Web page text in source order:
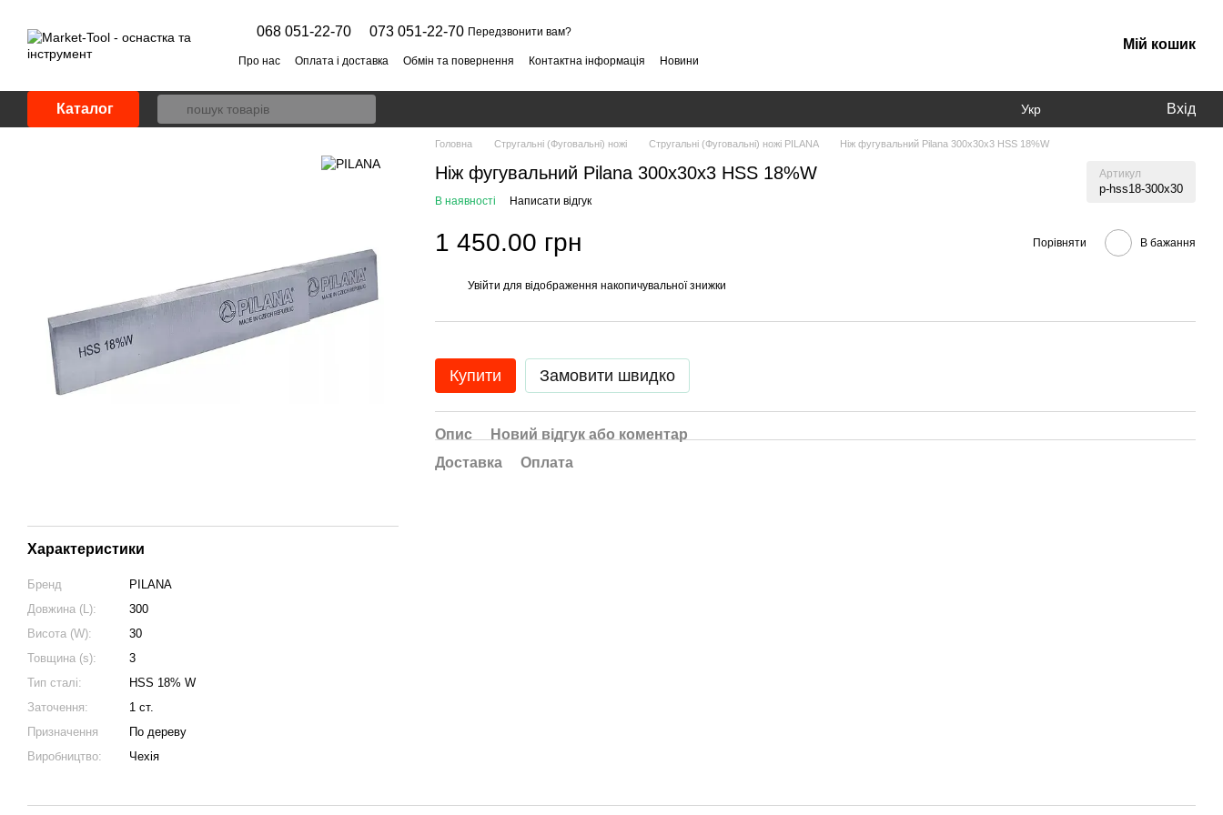
068 051-22-70 073 051-22-70 Передзвонити вам?
Про нас Оплата і доставка Обмін та повернення Контактна інформація Новини
Мій кошик
Каталог Укр Вхід
Характеристики
Бренд
PILANA
Довжина (L):
300
Висота (W):
30
Товщина (s):
3
Тип сталі:
HSS 18% W
Заточення:
1 ст.
Призначення
По дереву
Виробництво:
Чехія
Головна Стругальні (Фуговальні) ножі Стругальні (Фуговальні) ножі PILANA Ніж фугувальний Pilana 300x30x3 HSS 18%W
Ніж фугувальний Pilana 300x30x3 HSS 18%W Артикул
p-hss18-300x30
В наявності Написати відгук
1 450.00 грн Порівняти В бажання
Увійти для відображення накопичувальної знижки
Купити Замовити швидко
Опис
Новий відгук або коментар
Доставка
Оплата